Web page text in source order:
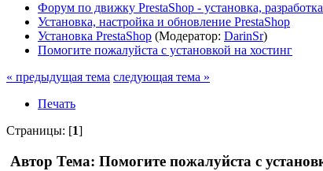
Форум по движку PrestaShop - установка,
Установка, настройка и обновление PrestaShop
Установка PrestaShop (Модератор: DarinSr)
Помогите пожалуйста с установкой на хостинг
« предыдущая тема следующая тема »
Печать
Страницы: [1]
Автор Тема: Помогите пожалуйста с